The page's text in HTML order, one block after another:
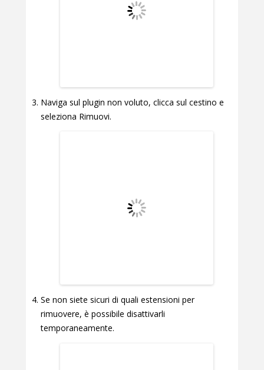
Naviga sul plugin non voluto, clicca sul cestino e
seleziona Rimuovi.
Se non siete sicuri di quali estensioni per
rimuovere, è possibile disattivarli
temporaneamente.